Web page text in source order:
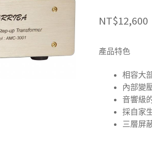
NT$12,600
產品特色
相容大
內部變
音響級
採自家
三層屏